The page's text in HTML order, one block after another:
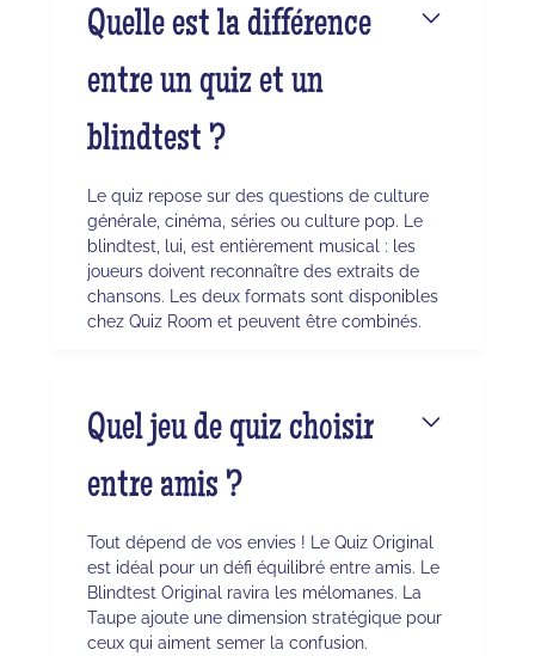
Quelle est la différence
entre un quiz et un
blindtest ?
Le quiz repose sur des questions de culture
générale, cinéma, séries ou culture pop. Le
blindtest, lui, est entièrement musical : les
joueurs doivent reconnaître des extraits de
chansons. Les deux formats sont disponibles
chez Quiz Room et peuvent être combinés.
Quel jeu de quiz choisir
entre amis ?
Tout dépend de vos envies ! Le Quiz Original
est idéal pour un défi équilibré entre amis. Le
Blindtest Original ravira les mélomanes. La
Taupe ajoute une dimension stratégique pour
ceux qui aiment semer la confusion.